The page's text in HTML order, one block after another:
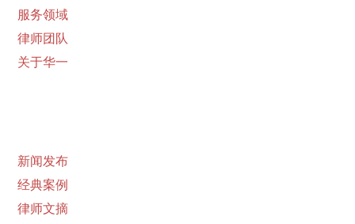
服务领域
律师团队
关于华一
新闻发布
经典案例
律师文摘